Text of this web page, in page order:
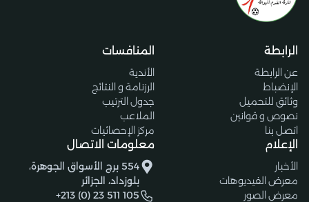
الرابطة
عن الرابطة
الإنضباط
وثائق للتحميل
نصوص و قوانين
اتصل بنا
المنافسات
الأندية
الرزنامة و النتائج
جدول الترتيب
الملاعب
مركز الإحصائيات
الإعلام
الأخبار
معرض الفيديوهات
معرض الصور
معلومات الاتصال
554 برج الأسواق الجوهرة،
بلوزداد، الجزائر
+213 (0) 23 511 105